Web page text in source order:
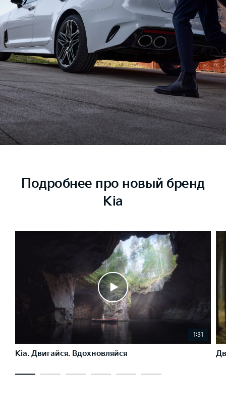
Подробнее про новый бренд
Kia
1:31
Kia. Двигайся. Вдохновляйся